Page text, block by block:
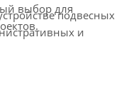
выбор дляподвесных
и